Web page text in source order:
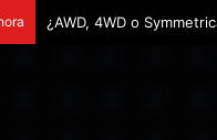
Remontadas marcaron